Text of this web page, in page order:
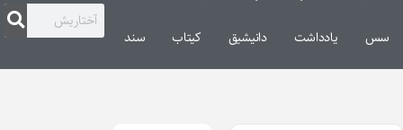
سس یادداشت دانیشیق کیتاب سند